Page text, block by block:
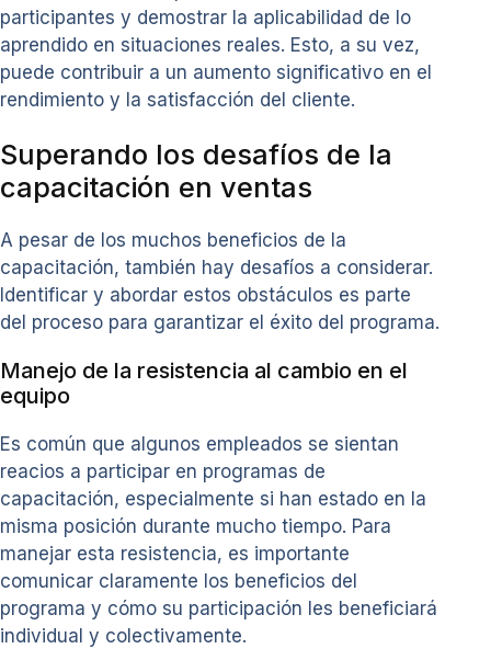
participantes y demostrar la aplicabilidad de lo
aprendido en situaciones reales. Esto, a su vez,
puede contribuir a un aumento significativo en el
rendimiento y la satisfacción del cliente.
Superando los desafíos de la
capacitación en ventas
A pesar de los muchos beneficios de la
capacitación, también hay desafíos a considerar.
Identificar y abordar estos obstáculos es parte
del proceso para garantizar el éxito del programa.
Manejo de la resistencia al cambio en el
equipo
Es común que algunos empleados se sientan
reacios a participar en programas de
capacitación, especialmente si han estado en la
misma posición durante mucho tiempo. Para
manejar esta resistencia, es importante
comunicar claramente los beneficios del
programa y cómo su participación les beneficiará
individual y colectivamente.